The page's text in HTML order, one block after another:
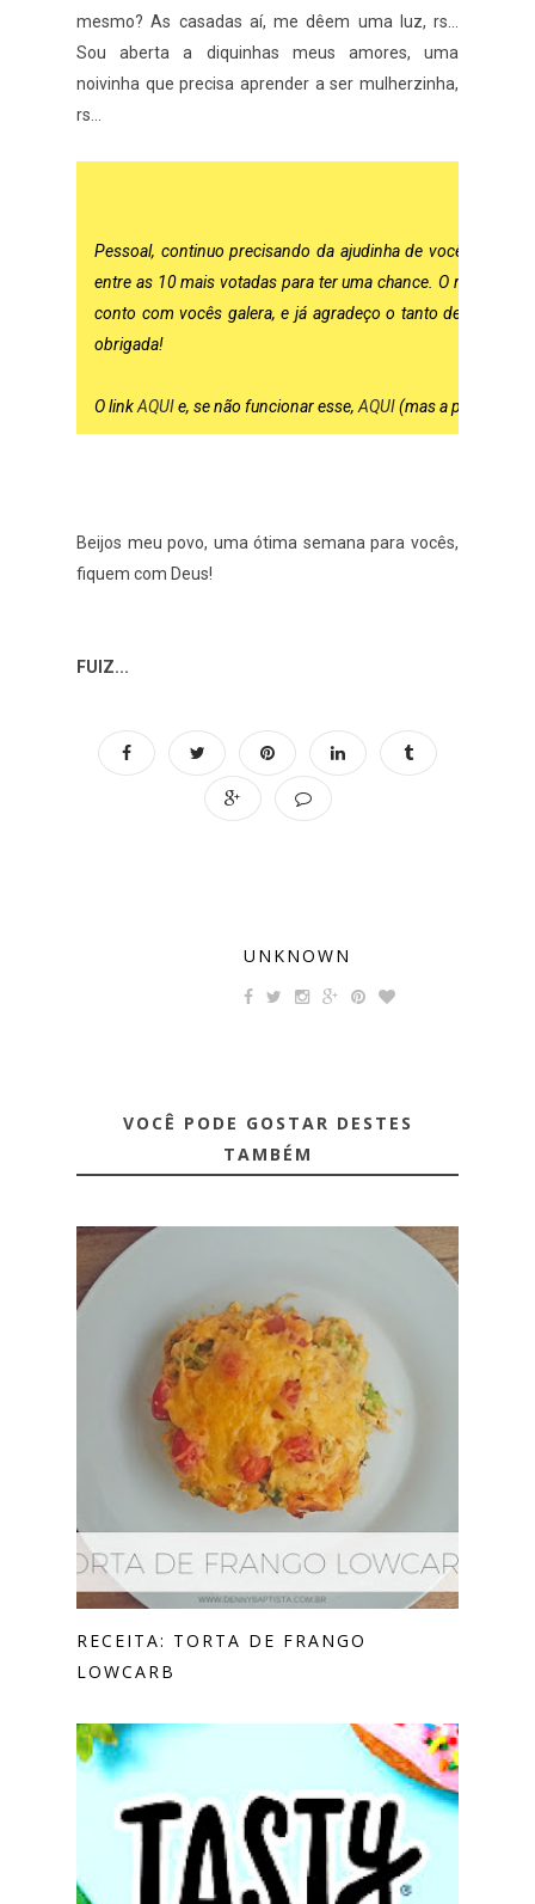
mesmo? As casadas aí, me dêem uma luz, rs...
Sou aberta a diquinhas meus amores, uma
noivinha que precisa aprender a ser mulherzinha,
rs...
Pessoal, continuo precisando da ajudinha de vocês lá no
entre as 10 mais votadas para ter uma chance. O ruim é
conto com vocês galera, e já agradeço o tanto de gente
obrigada!
O linkAQUIe, se não funcionar esse, AQUI(mas a
Beijos meu povo, uma ótima semana para vocês,
fiquem com Deus!
FUIZ...
UNKNOWN
VOCÊ PODE GOSTAR DESTES
TAMBÉM
RECEITA: TORTA DE FRANGO
LOWCARB